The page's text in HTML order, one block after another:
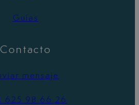
Guías
Contacto
mensaje
625 98 66 26